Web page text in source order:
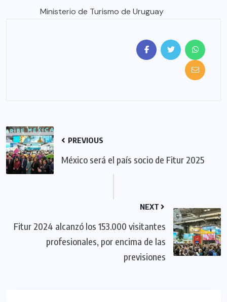
Ministerio de Turismo de Uruguay
PREVIOUS
México será el país socio de Fitur 2025
NEXT
Fitur 2024 alcanzó los 153.000 visitantes
profesionales, por encima de las
previsiones